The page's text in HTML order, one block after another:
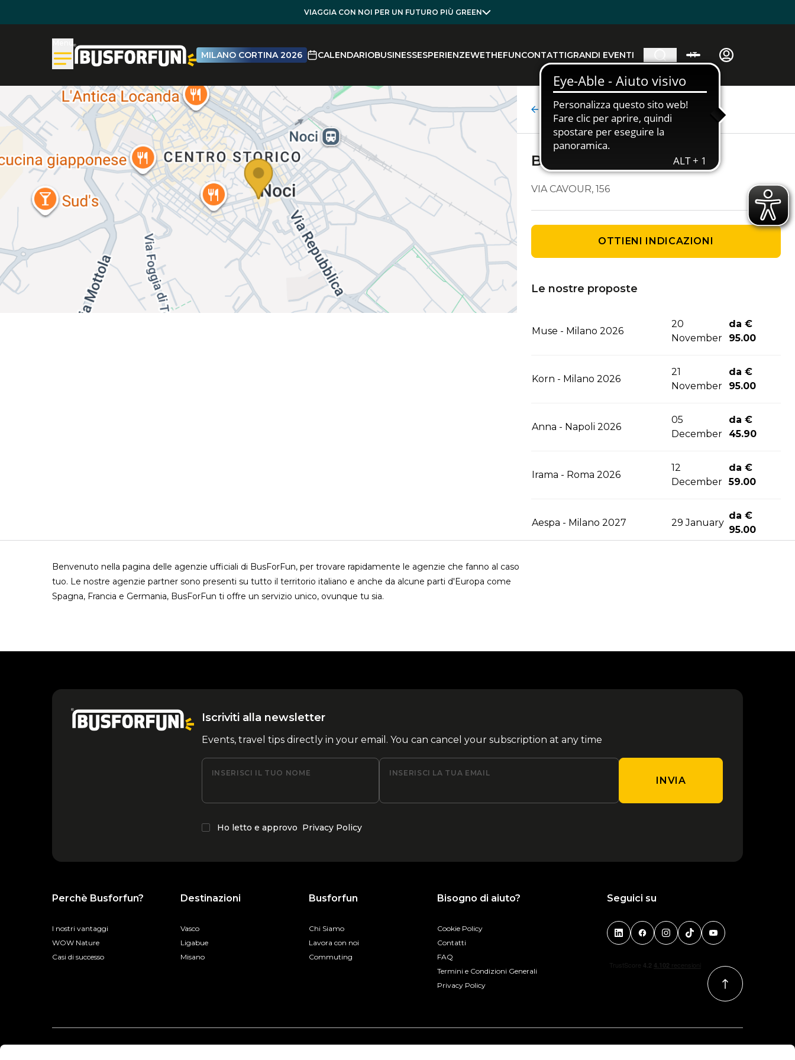
VIAGGIA CON NOI PER UN FUTURO PIÙ GREEN
MILANO CORTINA 2026 CALENDARIOBUSINESSESPERIENZEWETHEFUNCONTATTIGRANDI EVENTI IT
Dettaglio agenzia
BLANCO
VIA CAVOUR, 156
OTTIENI INDICAZIONI
Le nostre proposte
Muse - Milano 2026
20
November
da €
95.00
Korn - Milano 2026
21
November
da €
95.00
Anna - Napoli 2026
05
December
da €
45.90
Irama - Roma 2026
12
December
da €
59.00
Aespa - Milano 2027 29 January
da €
95.00
Olivia Rodrigo - Milano 2027
1 2 3 4
Benvenuto nella pagina delle agenzie ufficiali di BusForFun, per trovare rapidamente le agenzie che fanno al caso
tuo. Le nostre agenzie partner sono presenti su tutto il territorio italiano e anche da alcune parti d'Europa come
Spagna, Francia e Germania, BusForFun ti offre un servizio unico, ovunque tu sia.
Iscriviti alla newsletter
Events, travel tips directly in your email. You can cancel your subscription at any time
INSERISCI IL TUO NOME INSERISCI LA TUA EMAIL
INVIA
Ho letto e approvo Privacy Policy
Perchè Busforfun?
I nostri vantaggi
WOW Nature
Casi di successo
Destinazioni
Vasco
Ligabue
Misano
Busforfun
Chi Siamo
Lavora con noi
Commuting
Bisogno di aiuto?
Cookie Policy
Contatti
FAQ
Termini e Condizioni Generali
Privacy Policy
Seguici su